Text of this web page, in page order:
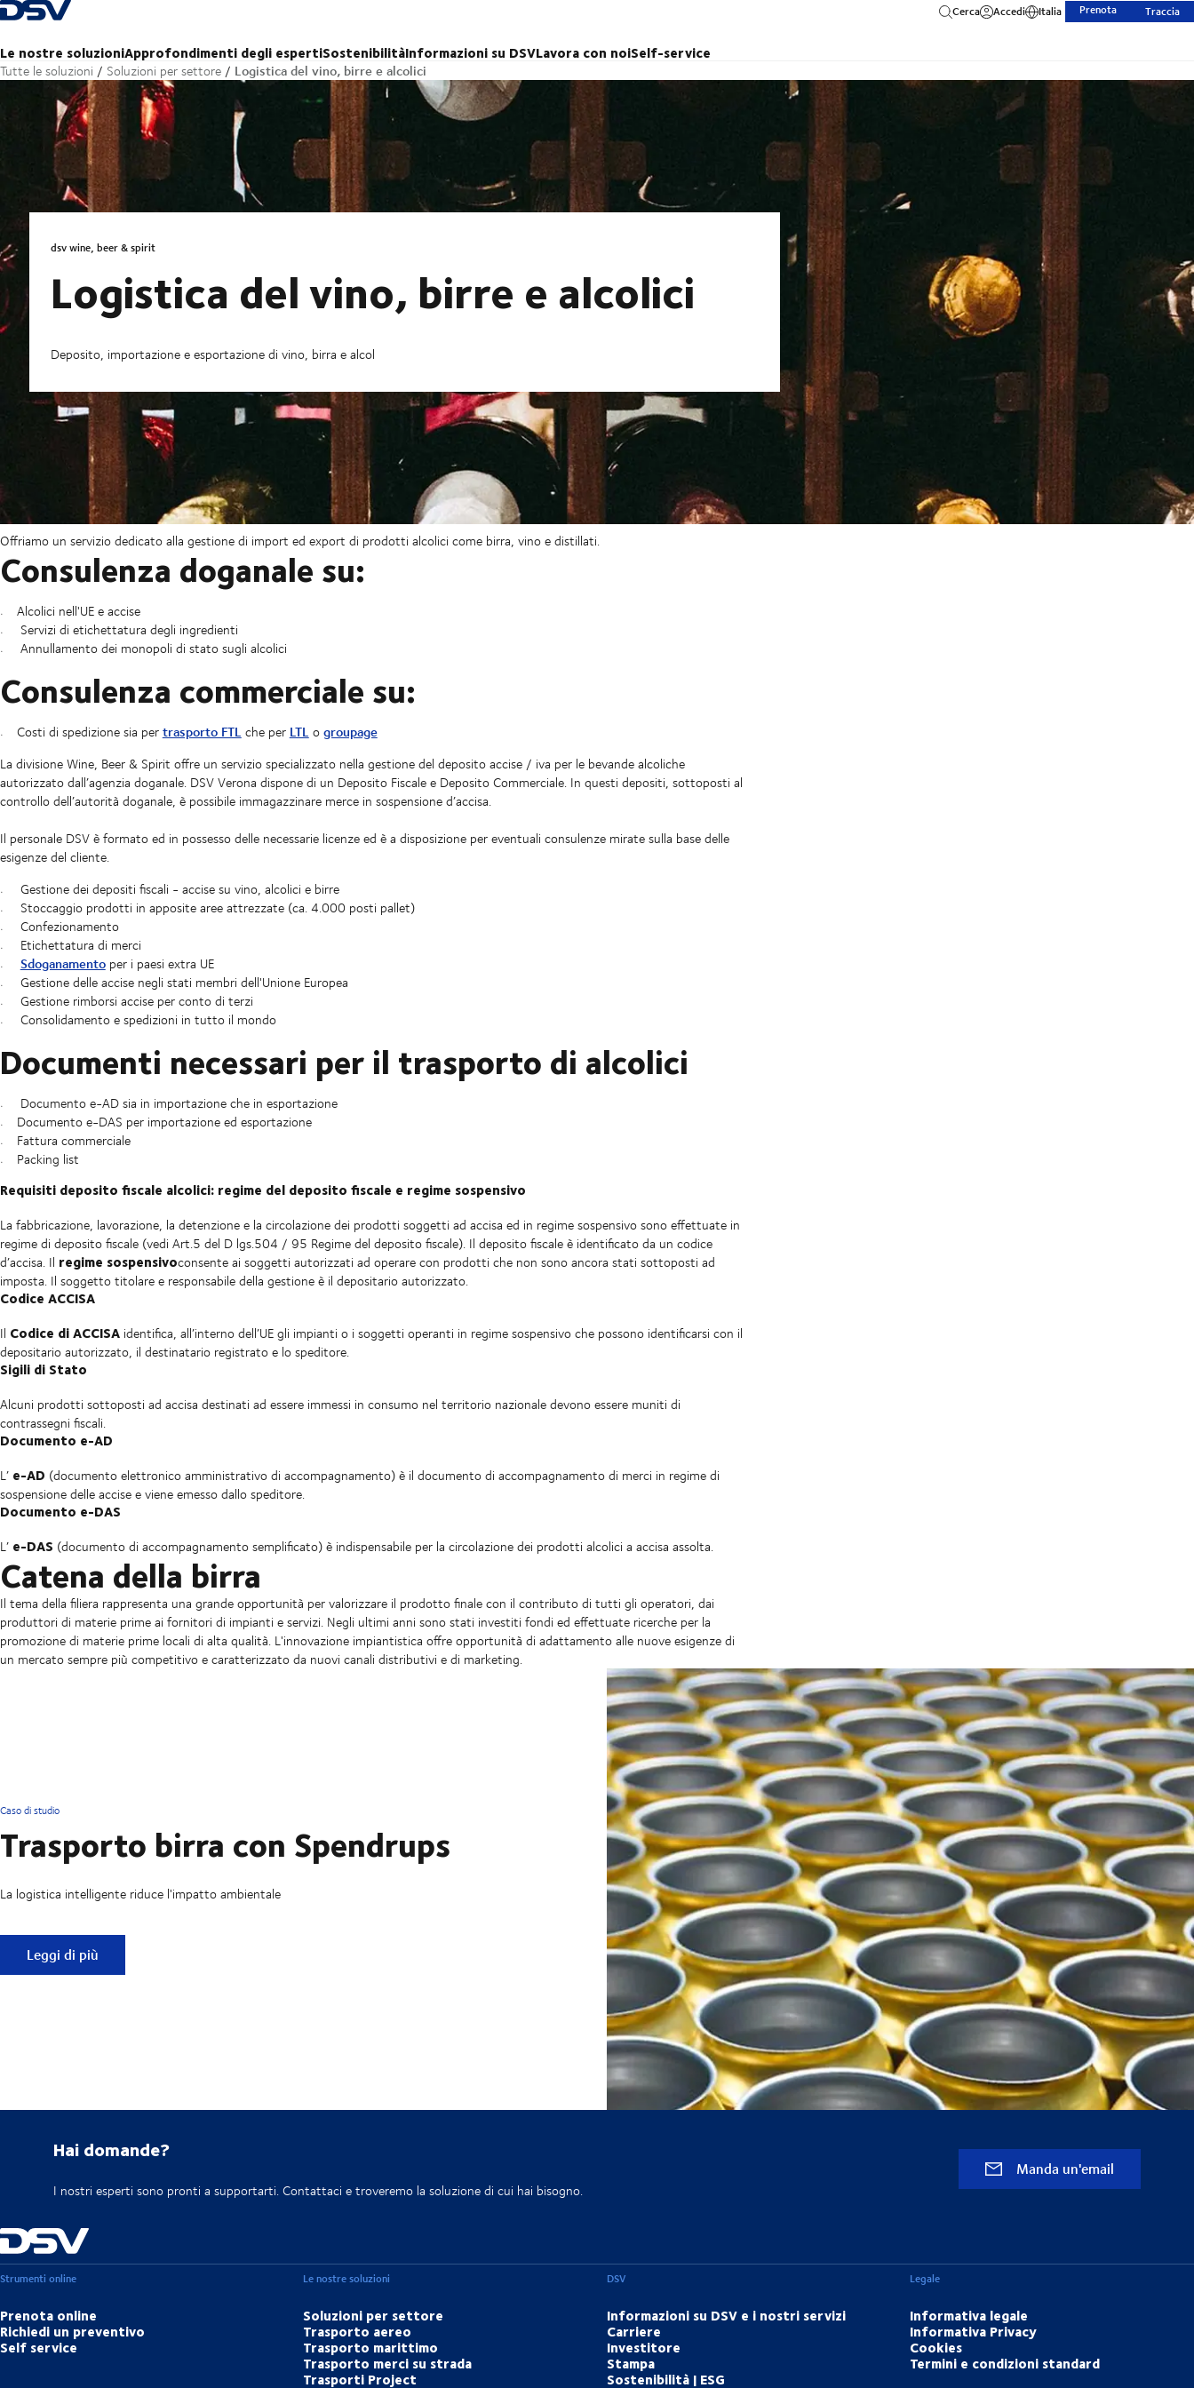
Torna alla pagina iniziale
Le nostre soluzioniApprofondimenti degli espertiSostenibilitàInformazioni su DSVLavora con noiSelf-service
Cerca Accedi Italia Prenota Traccia
Tutte le soluzioni Soluzioni per settore Logistica del vino, birre e alcolici
dsv wine, beer & spirit
Logistica del vino, birre e alcolici
Deposito, importazione e esportazione di vino, birra e alcol
Offriamo un servizio dedicato alla gestione di import ed export di prodotti alcolici come birra, vino e distillati.
Consulenza doganale su:
Alcolici nell'UE e accise
Servizi di etichettatura degli ingredienti
Annullamento dei monopoli di stato sugli alcolici
Consulenza commerciale su:
Costi di spedizione sia pertrasporto FTL che per LTL ogroupage
La divisione Wine, Beer & Spirit offre un servizio specializzato nella gestione del deposito accise / iva per le bevande alcoliche
autorizzato dall’agenzia doganale. DSV Verona dispone di un Deposito Fiscale e Deposito Commerciale. In questi depositi, sottoposti al
controllo dell’autorità doganale, è possibile immagazzinare merce in sospensione d’accisa.
Il personale DSV è formato ed in possesso delle necessarie licenze ed è a disposizione per eventuali consulenze mirate sulla base delle
esigenze del cliente.
Gestione dei depositi fiscali - accise su vino, alcolici e birre
Stoccaggio prodotti in apposite aree attrezzate (ca. 4.000 posti pallet)
Confezionamento
Etichettatura di merci
Sdoganamentoper i paesi extra UE
Gestione delle accise negli stati membri dell'Unione Europea
Gestione rimborsi accise per conto di terzi
Consolidamento e spedizioni in tutto il mondo
Documenti necessari per il trasporto di alcolici
Documento e-AD sia in importazione che in esportazione
Documento e-DAS per importazione ed esportazione
Fattura commerciale
Packing list
Requisiti deposito fiscale alcolici: regime del deposito fiscale e regime sospensivo
La fabbricazione, lavorazione, la detenzione e la circolazione dei prodotti soggetti ad accisa ed in regime sospensivo sono effettuate in
regime di deposito fiscale (vedi Art.5 del D lgs.504 / 95 Regime del deposito fiscale). Il deposito fiscale è identificato da un codice
d’accisa. Il regime sospensivoconsente ai soggetti autorizzati ad operare con prodotti che non sono ancora stati sottoposti ad
imposta. Il soggetto titolare e responsabile della gestione è il depositario autorizzato.
Codice ACCISA
Il Codice di ACCISA identifica, all’interno dell’UE gli impianti o i soggetti operanti in regime sospensivo che possono identificarsi con il
depositario autorizzato, il destinatario registrato e lo speditore.
Sigili di Stato
Alcuni prodotti sottoposti ad accisa destinati ad essere immessi in consumo nel territorio nazionale devono essere muniti di
contrassegni fiscali.
Documento e-AD
L’ e-AD (documento elettronico amministrativo di accompagnamento) è il documento di accompagnamento di merci in regime di
sospensione delle accise e viene emesso dallo speditore.
Documento e-DAS
L’ e-DAS (documento di accompagnamento semplificato) è indispensabile per la circolazione dei prodotti alcolici a accisa assolta.
Catena della birra
Il tema della filiera rappresenta una grande opportunità per valorizzare il prodotto finale con il contributo di tutti gli operatori, dai
produttori di materie prime ai fornitori di impianti e servizi. Negli ultimi anni sono stati investiti fondi ed effettuate ricerche per la
promozione di materie prime locali di alta qualità. L'innovazione impiantistica offre opportunità di adattamento alle nuove esigenze di
un mercato sempre più competitivo e caratterizzato da nuovi canali distributivi e di marketing.
Caso di studio
Trasporto birra con Spendrups
La logistica intelligente riduce l'impatto ambientale
Trasporto birra con Spendrups
Leggi di più
Hai domande?
I nostri esperti sono pronti a supportarti. Contattaci e troveremo la soluzione di cui hai bisogno.
Manda un'email
Strumenti online
Prenota online
Richiedi un preventivo
Self service
Le nostre soluzioni
Soluzioni per settore
Trasporto aereo
Trasporto marittimo
Trasporto merci su strada
Trasporti Project
DSV
Informazioni su DSV e i nostri servizi
Carriere
Investitore
Stampa
Sostenibilità | ESG
Legale
Informativa legale
Informativa Privacy
Cookies
Termini e condizioni standard